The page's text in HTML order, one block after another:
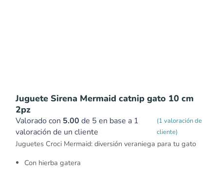
Juguete Sirena Mermaid catnip gato 10 cm
2pz
Valorado con 5.00 de 5 en base a 1
valoración de un cliente
(1 valoración de
cliente)
Juguetes Croci Mermaid: diversión veraniega para tu gato
Con hierba gatera